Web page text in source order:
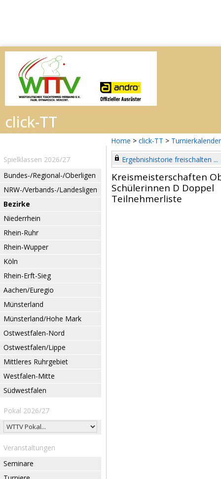
Home > click-TT > Turnierkalender
Spielklassen 2026/27
Bundes-/Regional-/Oberligen
NRW-/Verbands-/Landesligen
Bezirke
Niederrhein
Rhein-Ruhr
Rhein-Wupper
Köln
Rhein-Erft-Sieg
Aachen/Euregio
Münsterland
Münsterland/Hohe Mark
Ostwestfalen-Nord
Ostwestfalen/Lippe
Mittleres Ruhrgebiet
Westfalen-Mitte
Südwestfalen
Pokal 2026/27
Veranstaltungen
Seminare
Ergebnishistorie freischalten ...
Kreismeisterschaften
Schülerinnen D Doppel
Teilnehmerliste